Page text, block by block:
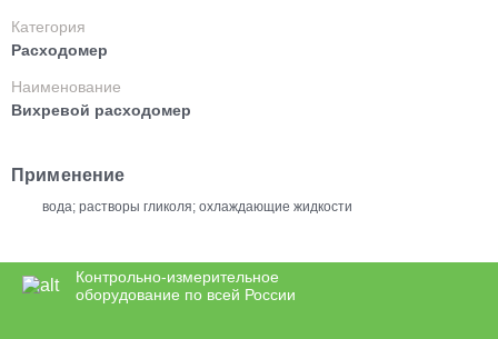
Категория
Расходомер
Наименование
Вихревой расходомер
Применение
вода; растворы гликоля; охлаждающие жидкости
Контрольно-измерительное
оборудование по всей России